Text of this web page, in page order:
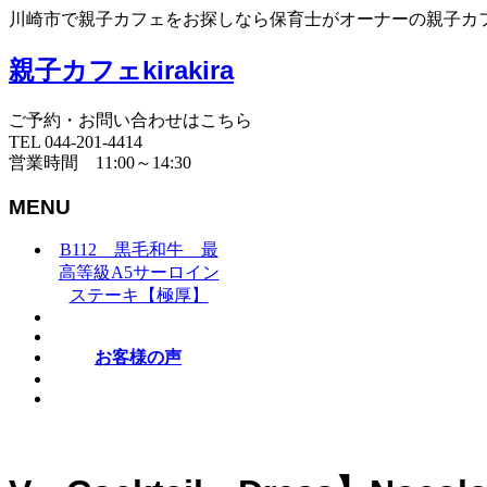
川崎市で親子カフェをお探しなら保育士がオーナーの親子カ
親子カフェkirakira
ご予約・お問い合わせはこちら
TEL 044-201-4414
営業時間 11:00～14:30
MENU
B112 黒毛和牛 最
高等級A5サーロイン
ステーキ【極厚】
お客様の声